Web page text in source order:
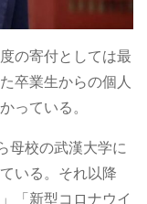
の寄付としては最
卒業生からの個人
っている。
母校の武漢大学に
いる。それ以降
「新型コロナウイ